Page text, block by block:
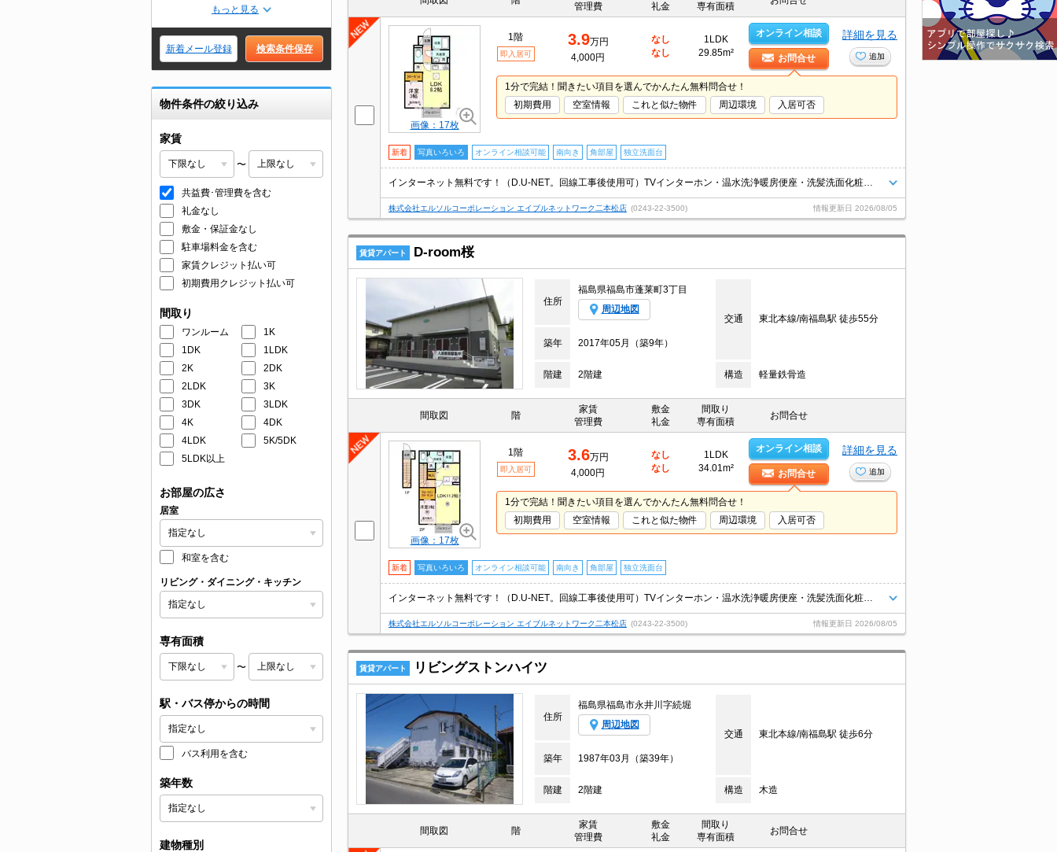
もっと見る
新着メール登録 検索条件保存
物件条件の絞り込み
家賃
〜
共益費･管理費を含む
礼金なし
敷金・保証金なし
駐車場料金を含む
家賃クレジット払い可
初期費用クレジット払い可
間取り
ワンルーム
1K
1DK
1LDK
2K
2DK
2LDK
3K
3DK
3LDK
4K
4DK
4LDK
5K/5DK
5LDK以上
お部屋の広さ
居室
和室を含む
リビング・ダイニング・キッチン
専有面積
〜
駅・バス停からの時間
バス利用を含む
築年数
建物種別
管理費
礼金
専有面積
画像：17枚
1階
即入居可
3.9万円
4,000円
なし
なし
1LDK
29.85m²
オンライン相談
お問合せ
詳細を見る
追加
1分で完結！聞きたい項目を選んでかんたん無料問合せ！
初期費用
空室情報 これと似た物件 周辺環境 入居可否
新着 写真いろいろ オンライン相談可能 南向き 角部屋 独立洗面台
株式会社エルソルコーポレーション エイブルネットワーク二本松店 (0243-22-3500) 情報更新日 2026/08/05
賃貸アパート D-room桜
住所
福島県福島市蓬莱町3丁目
周辺地図
交通
東北本線/南福島駅 徒歩55分
築年 2017年05月（築9年）
階建 2階建 構造 軽量鉄骨造
間取図 階
家賃
管理費
敷金
礼金
間取り
専有面積
お問合せ
画像：17枚
1階
即入居可
3.6万円
4,000円
なし
なし
1LDK
34.01m²
オンライン相談
お問合せ
詳細を見る
追加
1分で完結！聞きたい項目を選んでかんたん無料問合せ！
初期費用
空室情報 これと似た物件 周辺環境 入居可否
新着 写真いろいろ オンライン相談可能 南向き 角部屋 独立洗面台
株式会社エルソルコーポレーション エイブルネットワーク二本松店 (0243-22-3500) 情報更新日 2026/08/05
賃貸アパート リビングストンハイツ
住所
福島県福島市永井川字続堀
周辺地図
交通
東北本線/南福島駅 徒歩6分
築年 1987年03月（築39年）
階建 2階建 構造 木造
間取図 階
家賃
管理費
敷金
礼金
間取り
専有面積
お問合せ